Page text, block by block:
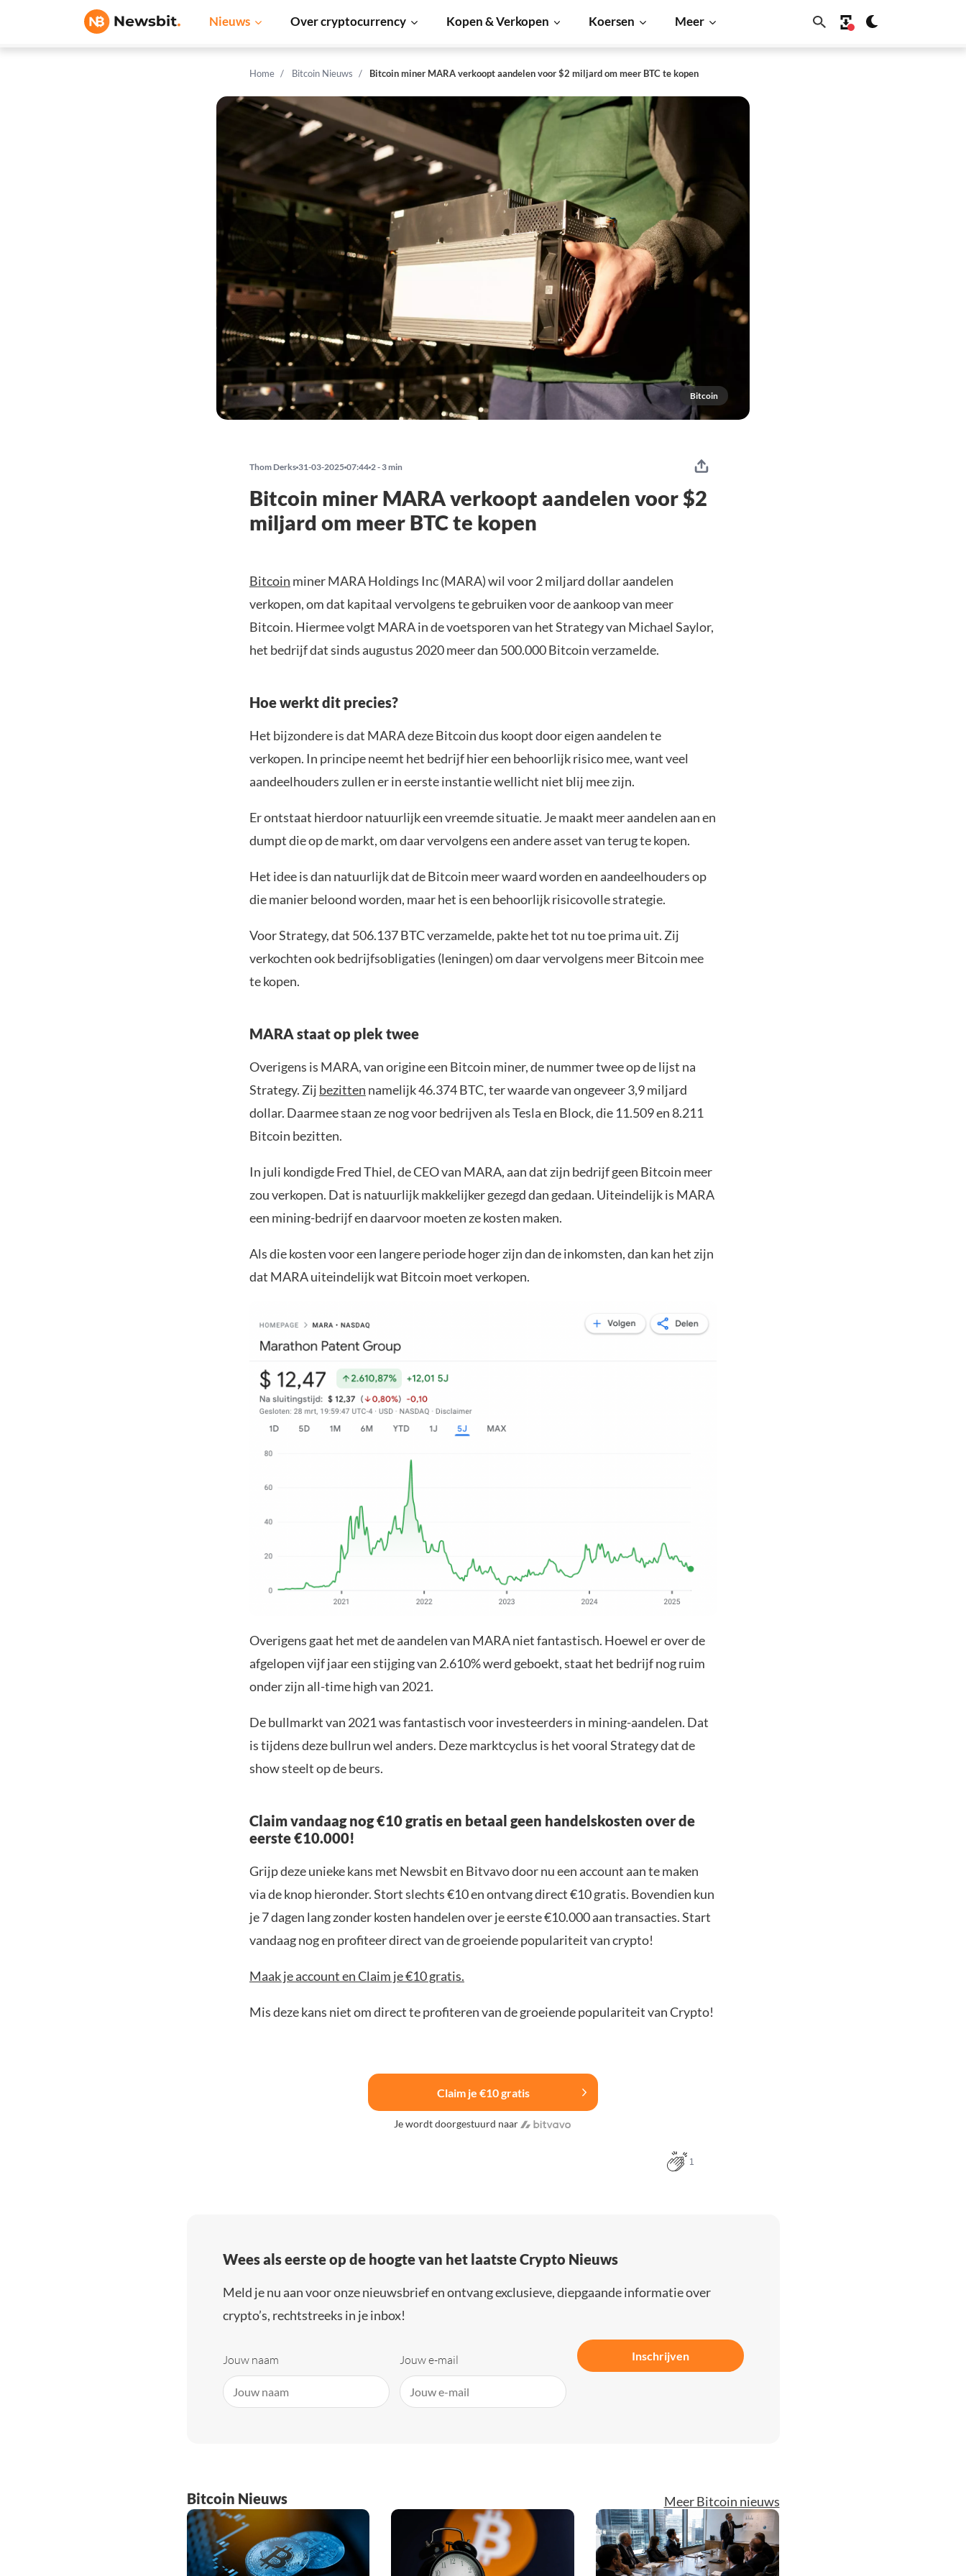
Nieuws Over cryptocurrency Kopen & Verkopen Koersen Meer
Home Bitcoin Nieuws Bitcoin miner MARA verkoopt aandelen voor $2 miljard om meer BTC te kopen
Bitcoin
Thom Derks 31-03-2025 07:44 2 - 3 min
Bitcoin miner MARA verkoopt aandelen voor $2
miljard om meer BTC te kopen
Bitcoin miner MARA Holdings Inc (MARA) wil voor 2 miljard dollar aandelen
verkopen, om dat kapitaal vervolgens te gebruiken voor de aankoop van meer
Bitcoin. Hiermee volgt MARA in de voetsporen van het Strategy van Michael Saylor,
het bedrijf dat sinds augustus 2020 meer dan 500.000 Bitcoin verzamelde.
Hoe werkt dit precies?
Het bijzondere is dat MARA deze Bitcoin dus koopt door eigen aandelen te
verkopen. In principe neemt het bedrijf hier een behoorlijk risico mee, want veel
aandeelhouders zullen er in eerste instantie wellicht niet blij mee zijn.
Er ontstaat hierdoor natuurlijk een vreemde situatie. Je maakt meer aandelen aan en
dumpt die op de markt, om daar vervolgens een andere asset van terug te kopen.
Het idee is dan natuurlijk dat de Bitcoin meer waard worden en aandeelhouders op
die manier beloond worden, maar het is een behoorlijk risicovolle strategie.
Voor Strategy, dat 506.137 BTC verzamelde, pakte het tot nu toe prima uit. Zij
verkochten ook bedrijfsobligaties (leningen) om daar vervolgens meer Bitcoin mee
te kopen.
MARA staat op plek twee
Overigens is MARA, van origine een Bitcoin miner, de nummer twee op de lijst na
Strategy. Zij bezitten namelijk 46.374 BTC, ter waarde van ongeveer 3,9 miljard
dollar. Daarmee staan ze nog voor bedrijven als Tesla en Block, die 11.509 en 8.211
Bitcoin bezitten.
In juli kondigde Fred Thiel, de CEO van MARA, aan dat zijn bedrijf geen Bitcoin meer
zou verkopen. Dat is natuurlijk makkelijker gezegd dan gedaan. Uiteindelijk is MARA
een mining-bedrijf en daarvoor moeten ze kosten maken.
Als die kosten voor een langere periode hoger zijn dan de inkomsten, dan kan het zijn
dat MARA uiteindelijk wat Bitcoin moet verkopen.
Overigens gaat het met de aandelen van MARA niet fantastisch. Hoewel er over de
afgelopen vijf jaar een stijging van 2.610% werd geboekt, staat het bedrijf nog ruim
onder zijn all-time high van 2021.
De bullmarkt van 2021 was fantastisch voor investeerders in mining-aandelen. Dat
is tijdens deze bullrun wel anders. Deze marktcyclus is het vooral Strategy dat de
show steelt op de beurs.
Claim vandaag nog €10 gratis en betaal geen handelskosten over de
eerste €10.000!
Grijp deze unieke kans met Newsbit en Bitvavo door nu een account aan te maken
via de knop hieronder. Stort slechts €10 en ontvang direct €10 gratis. Bovendien kun
je 7 dagen lang zonder kosten handelen over je eerste €10.000 aan transacties. Start
vandaag nog en profiteer direct van de groeiende populariteit van crypto!
Maak je account en Claim je €10 gratis.
Mis deze kans niet om direct te profiteren van de groeiende populariteit van Crypto!
Claim je €10 gratis
Je wordt doorgestuurd naar
1
Wees als eerste op de hoogte van het laatste Crypto Nieuws
Meld je nu aan voor onze nieuwsbrief en ontvang exclusieve, diepgaande informatie over
crypto’s, rechtstreeks in je inbox!
Jouw naam Jouw e-mail Inschrijven
Bitcoin Nieuws Meer Bitcoin nieuws